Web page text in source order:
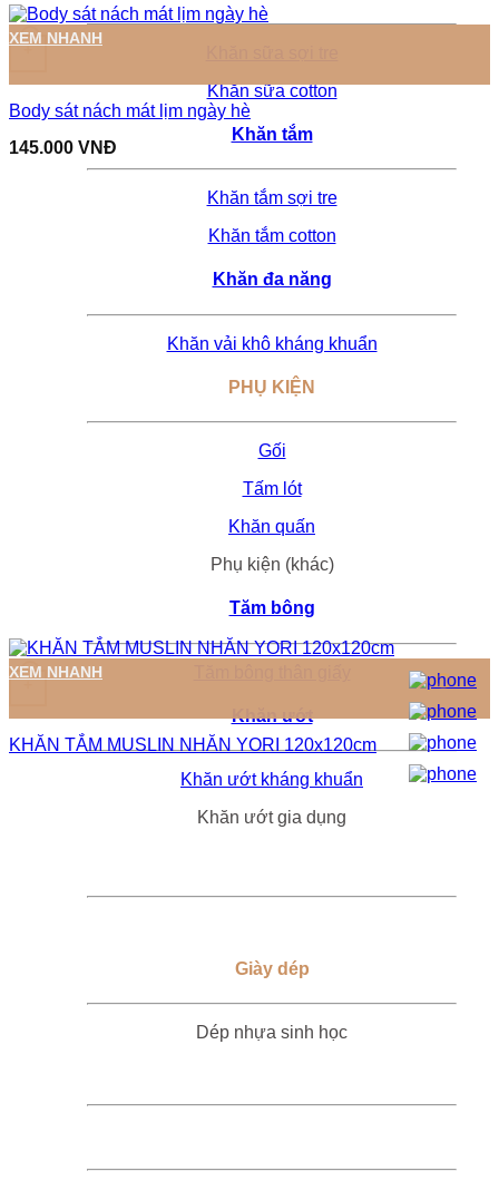
Khăn sữa cotton
Khăn tắm
Khăn tắm sợi tre
Khăn tắm cotton
Khăn đa năng
Khăn vải khô kháng khuẩn
PHỤ KIỆN
Gối
Tấm lót
Khăn quấn
Phụ kiện (khác)
Tăm bông
Khăn ướt
Khăn ướt kháng khuẩn
Khăn ướt gia dụng
Giày dép
Dép nhựa sinh học
+
Sản phẩm này có nhiều biến thể. Các tùy chọn có thể được
XEM NHANH
Body sát nách mát lịm ngày hè
145.000 VNĐ
+
XEM NHANH
KHĂN TẮM MUSLIN NHĂN YORI 120x120cm